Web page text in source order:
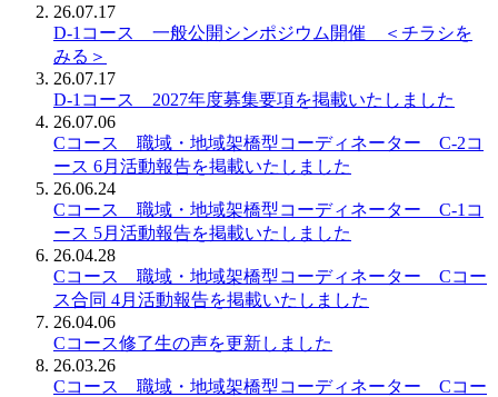
26.07.17
D-1コース 一般公開シンポジウム開催 ＜チラシを
みる＞
26.07.17
D-1コース 2027年度募集要項を掲載いたしました
26.07.06
Cコース 職域・地域架橋型コーディネーター C-2コ
ース 6月活動報告を掲載いたしました
26.06.24
Cコース 職域・地域架橋型コーディネーター C-1コ
ース 5月活動報告を掲載いたしました
26.04.28
Cコース 職域・地域架橋型コーディネーター Cコー
ス合同 4月活動報告を掲載いたしました
26.04.06
Cコース修了生の声を更新しました
26.03.26
Cコース 職域・地域架橋型コーディネーター Cコー